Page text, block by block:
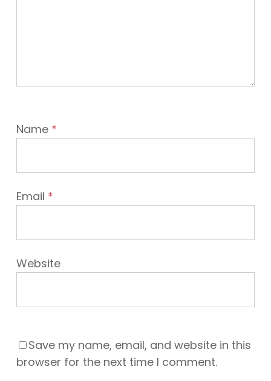
Name *
Email *
Website
Save my name, email, and website in this
browser for the next time I comment.